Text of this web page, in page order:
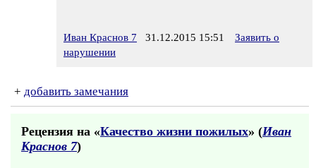
Иван Краснов 7 31.12.2015 15:51
Заявить о
нарушении
+ добавить замечания
Рецензия на «Качество жизни пожилых» (Иван
Краснов 7)